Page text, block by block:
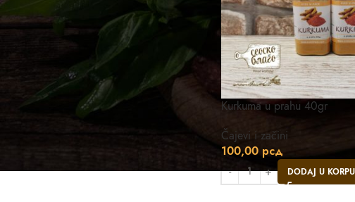
Kurkuma u prahu 40gr
Čajevi i začini
100,00 рсд
DODAJ U KORPU